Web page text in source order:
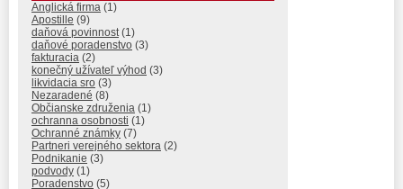
Anglická firma (1)
Apostille (9)
daňová povinnost(1)
daňové poradenstvo (3)
fakturacia (2)
konečný užívateľ výhod (3)
likvidacia sro (3)
Nezaradené (8)
Občianske združenia (1)
ochranna osobnosti (1)
Ochranné známky (7)
Partneri verejného sektora (2)
Podnikanie (3)
podvody (1)
Poradenstvo (5)